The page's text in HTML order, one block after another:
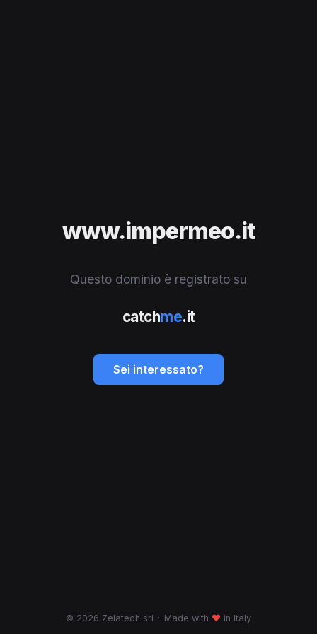
www.impermeo.it
Questo dominio è registrato su
catchme.it
Sei interessato?
© 2026 Zelatech srl · Made with ♥ in Italy